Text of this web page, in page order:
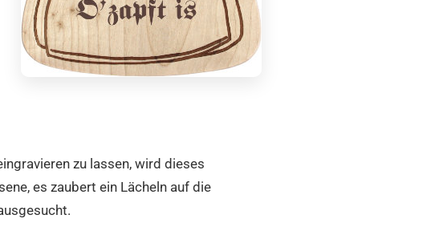
zu lassen, wird dieses
es zaubert ein Lächeln auf die